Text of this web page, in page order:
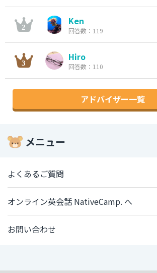
Ken
回答数：119
Hiro
回答数：110
アドバイザー一覧
メニュー
よくあるご質問
オンライン英会話 NativeCamp. へ
お問い合わせ